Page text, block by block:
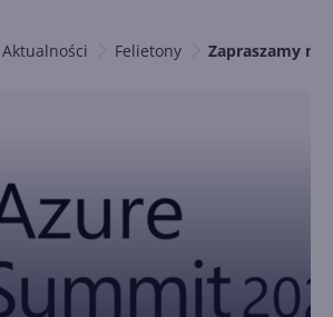
Aktualności Felietony Zapraszamy na